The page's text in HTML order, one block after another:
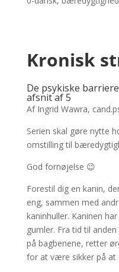
Kronisk
De psykiske
afsnit af 5
Af Ingrid Wawra,
Serien skal gøre nytte
omstilling til
God fornøjelse 😉
Forestil dig en kanin,
eng, sammen med
kaninhuller. Kaninen
gumler. Fra tid til
på bagbenene, retter
for at være sikker på at